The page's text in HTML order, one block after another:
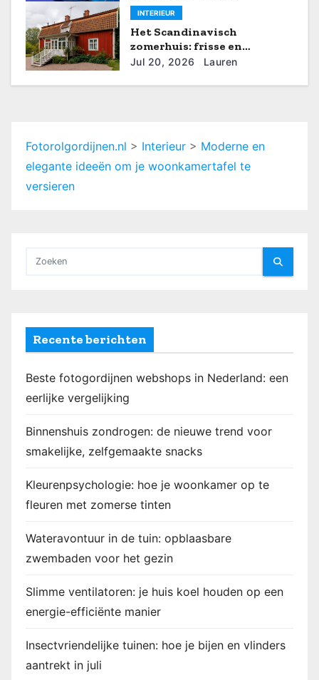
i
e
INTERIEUR
Het Scandinavisch
zomerhuis: frisse en
rustgevende interieurideeën
Jul 20, 2026 Lauren
Fotorolgordijnen.nl > Interieur > Moderne en
elegante ideeën om je woonkamertafel te
versieren
Recente berichten
Beste fotogordijnen webshops in Nederland: een
eerlijke vergelijking
Binnenshuis zondrogen: de nieuwe trend voor
smakelijke, zelfgemaakte snacks
Kleurenpsychologie: hoe je woonkamer op te
fleuren met zomerse tinten
Wateravontuur in de tuin: opblaasbare
zwembaden voor het gezin
Slimme ventilatoren: je huis koel houden op een
energie-efficiënte manier
Insectvriendelijke tuinen: hoe je bijen en vlinders
aantrekt in juli